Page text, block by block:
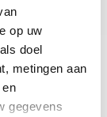
op uw
doel
metingen aan
gegevens
6